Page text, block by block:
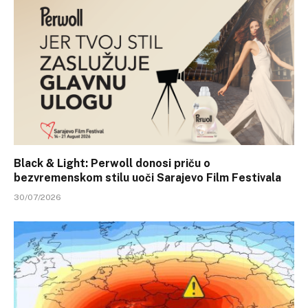
Black & Light: Perwoll donosi priču o
bezvremenskom stilu uoči Sarajevo Film Festivala
30/07/2026